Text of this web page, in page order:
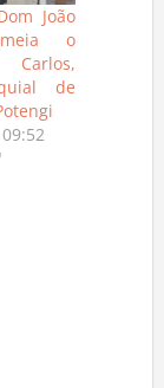
João
o
Carlos,
de